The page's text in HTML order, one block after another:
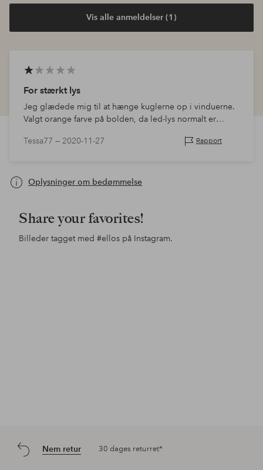
Vis alle anmeldelser (1)
For stærkt lys
Jeg glædede mig til at hænge kuglerne op i vinduerne.
Valgt orange farve på bolden, da led-lys normalt er
er så stærk, at det bar…
Tessa77 — 2020-11-27 Rapport
Oplysninger om bedømmelse
Share your favorites!
Billeder tagget med #ellos på Instagram.
Nem retur 30 dages returret*